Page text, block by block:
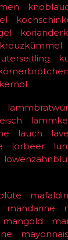
kreuzkümmel
lauch
lorbeer
mandarine
mangold